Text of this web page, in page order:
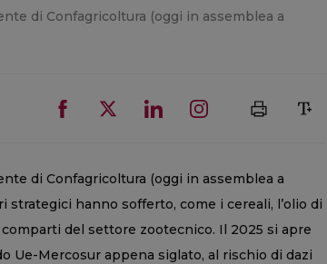
di Confagricoltura (oggi in assemblea a
di Confagricoltura (oggi in assemblea a
strategici hanno sofferto, come i cereali, l’olio di
del settore zootecnico. Il 2025 si apre
Ue-Mercosur appena siglato, al rischio di dazi